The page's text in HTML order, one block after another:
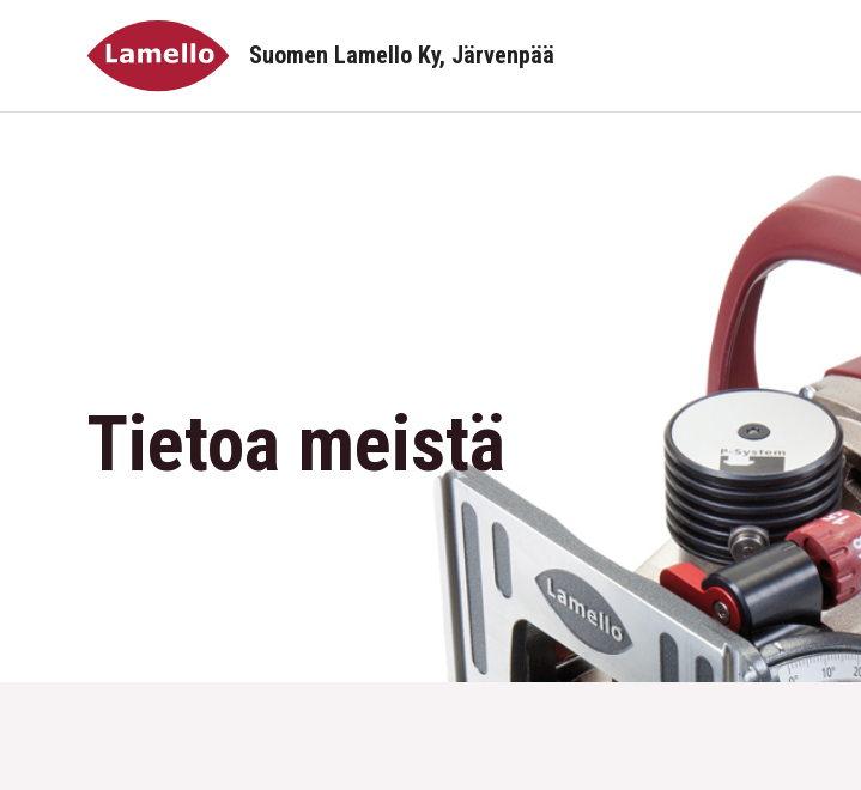
Suomen Lamello Ky, Järvenpää
Tietoa meistä